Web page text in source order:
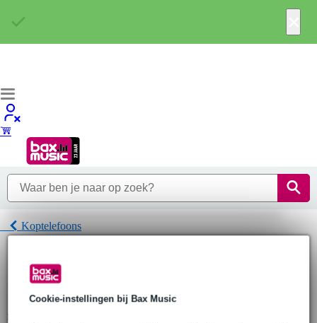
Cookie-instellingen bij Bax Music
Koptelefoons
Koptelefoons
Marshall Lifestyle Koptelefoons